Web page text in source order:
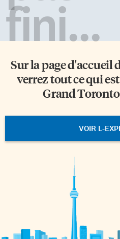
fini...
Sur la page d'accueil
verrez tout ce qui
Grand
VOIR L-